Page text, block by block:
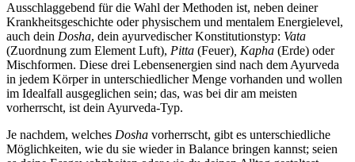
Ausschlaggebend für die Wahl der Methoden ist, neben deiner
Krankheitsgeschichte oder physischem und mentalem Energielevel,
auch dein Dosha, dein ayurvedischer Konstitutionstyp: Vata
(Zuordnung zum Element Luft), Pitta (Feuer) Kapha (Erde) oder
Mischformen. Diese drei Lebensenergien sind nach dem Ayurveda
in jedem Körper in unterschiedlicher Menge vorhanden und wollen
im Idealfall ausgeglichen sein; das, was bei dir am meisten
vorherrscht, ist dein Ayurveda-Typ.
Je nachdem, welches Dosha vorherrscht, gibt es unterschiedliche
Möglichkeiten, wie du sie wieder in Balance bringen kannst; seien